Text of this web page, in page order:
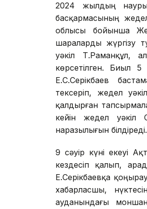
2024 жылдың
басқармасының
облысы бойынша
шараларды жүргізу
уәкіл Т.Раманқұл,
көрсетілген. Биыл
Е.С.Серікбаев
тексеріп, жедел
қалдырған
кейін жедел уәкіл
наразылығын білдіреді.
9 сәуір күні екеуі
кездесіп қалып,
Е.Серікбаевқа
хабарласшы,
ауданындағы